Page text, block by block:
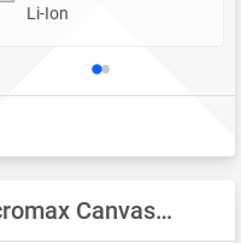
Li-Ion
Canvas 1 2018